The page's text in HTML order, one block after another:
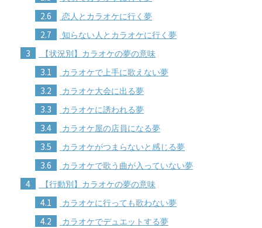
2.6 恋人とカラオケに行く夢
2.7 知らない人とカラオケに行く夢
3 【状況別】カラオケの夢の意味
3.1 カラオケで上手に歌えない夢
3.2 カラオケ大会に出る夢
3.3 カラオケに誘われる夢
3.4 カラオケ屋の店員になる夢
3.5 カラオケがつまらないと感じる夢
3.6 カラオケで歌う曲が入っていない夢
4 【行動別】カラオケの夢の意味
4.1 カラオケに行っても歌わない夢
4.2 カラオケでデュエットする夢